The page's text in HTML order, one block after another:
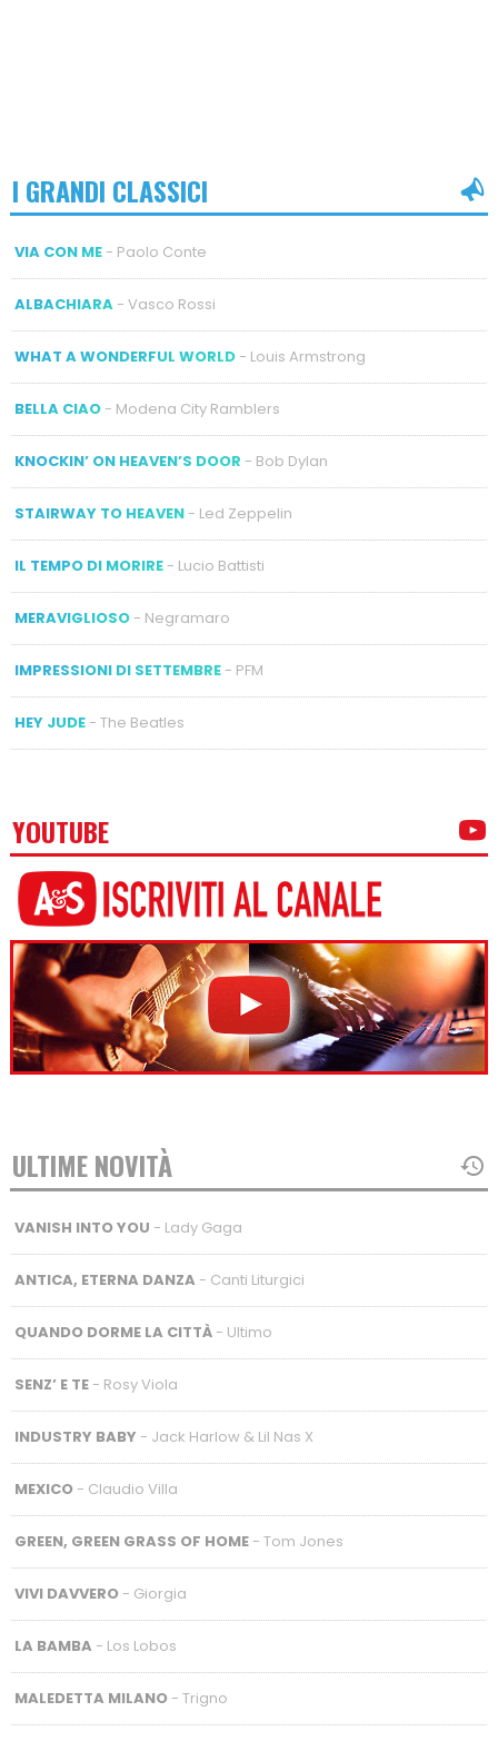
I GRANDI CLASSICI
VIA CON ME- Paolo Conte
ALBACHIARA- Vasco Rossi
WHAT A WONDERFUL WORLD- Louis Armstrong
BELLA CIAO- Modena City Ramblers
KNOCKIN’ ON HEAVEN’S DOOR - Bob Dylan
STAIRWAY TO HEAVEN- Led Zeppelin
IL TEMPO DI MORIRE- Lucio Battisti
MERAVIGLIOSO- Negramaro
IMPRESSIONI DI SETTEMBRE- PFM
HEY JUDE- The Beatles
YOUTUBE
ULTIME NOVITÀ
VANISH INTO YOU - Lady Gaga
ANTICA, ETERNA DANZA - Canti Liturgici
QUANDO DORME LA CITTÀ- Ultimo
SENZ’ E TE- Rosy Viola
INDUSTRY BABY - Jack Harlow & Lil Nas X
MEXICO- Claudio Villa
GREEN, GREEN GRASS OF HOME- Tom Jones
VIVI DAVVERO- Giorgia
LA BAMBA - Los Lobos
MALEDETTA MILANO- Trigno